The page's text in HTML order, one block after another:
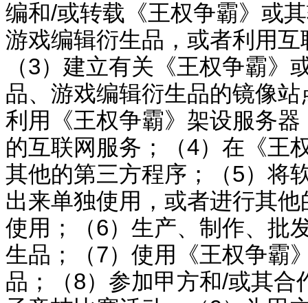
编和/或转载《王权争霸》或
游戏编辑衍生品，或者利用
（3）建立有关《王权争霸》
品、游戏编辑衍生品的镜像
利用《王权争霸》架设服务
的互联网服务；（4）在《王
其他的第三方程序；（5）将
出来单独使用，或者进行其
使用；（6）生产、制作、批
生品；（7）使用《王权争霸
品；（8）参加甲方和/或其合